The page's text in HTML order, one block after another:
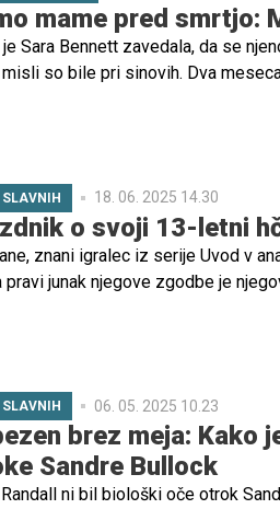
mame pred smrtjo:
Sara Bennett zavedala, da se
misli so bile pri sinovih. Dva
SLAVNIH 18. 06. 2025 14.30
o svoji 13-letni
znani igralec iz serije Uvod v
pravi junak njegove zgodbe je
SLAVNIH 06. 05. 2025 10.23
brez meja: Kako
Sandre Bullock
ni bil biološki oče otrok